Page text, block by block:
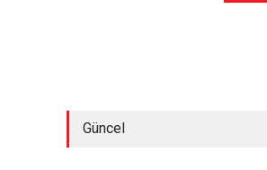
Güncel